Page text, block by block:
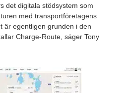
det digitala stödsystem som
med transportföretagens
är egentligen grunden i den
Charge-Route, säger Tony